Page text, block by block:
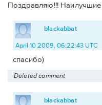
Поздравляю!!!
blackabbat
April 10 2009, 06:22:43 UTC
спасибо)
Deleted comment
blackabbat